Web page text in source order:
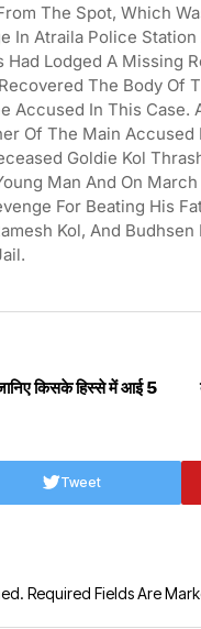
The Spot, Which
In Atraila Police
Lodged A Missing
The Body Of
Accused In This
Of The Main
Goldie Kol
Man And On
For Beating His
Kol, And
जानिए किसके हिस्से में आई 5
Tweet
Required Fields Are